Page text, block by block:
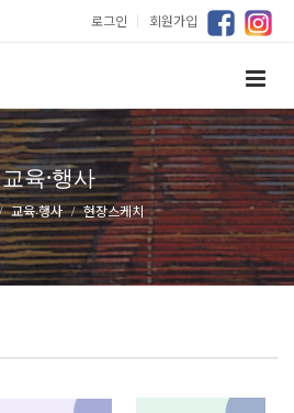
로그인 ｜ 회원가입
교육·행사
교육·행사 현장스케치